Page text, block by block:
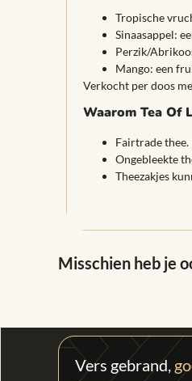
Tropische
Sinaasappel:
Perzik/
Mango: een
Verkocht per doos
Waarom Tea Of
Fairtrade thee.
Ongebleekte
Theezakjes
Misschien heb je
Vers gebrand,